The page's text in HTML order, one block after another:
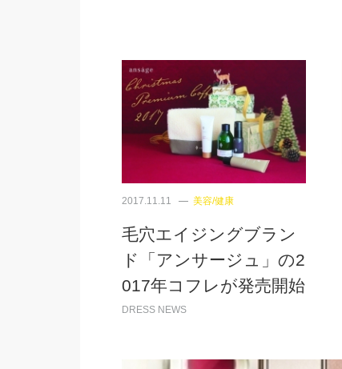
2017.11.11 美容/健康
毛穴エイジングブラン
ド「アンサージュ」の2
017年コフレが発売開始
DRESS NEWS